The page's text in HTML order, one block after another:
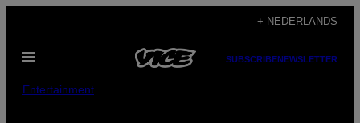
de
inhoud
+ NEDERLANDS
Open
SUBSCRIBENEWSLETTER
Entertainment